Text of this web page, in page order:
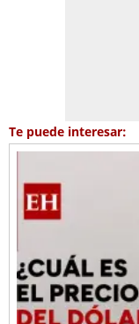
Te puede interesar: